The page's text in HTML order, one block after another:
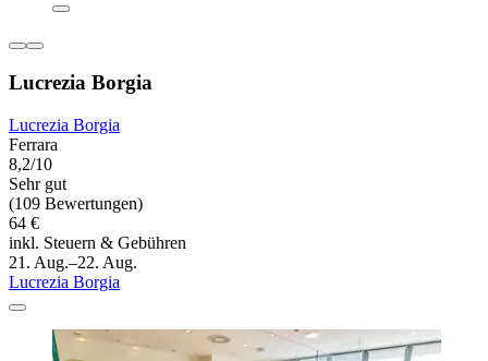
Lucrezia Borgia
Lucrezia Borgia
Ferrara
8,2/10
Sehr gut
(109 Bewertungen)
64 €
inkl. Steuern & Gebühren
21. Aug.–22. Aug.
Lucrezia Borgia